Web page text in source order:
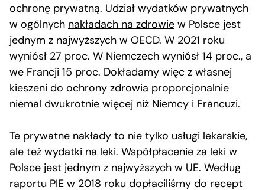
ochronę prywatną. Udział wydatków prywatnych
w ogólnych nakładach na zdrowie w Polsce jest
jednym z najwyższych w OECD. W 2021 roku
wyniósł 27 proc. W Niemczech wyniósł 14 proc., a
we Francji 15 proc. Dokładamy więc z własnej
kieszeni do ochrony zdrowia proporcjonalnie
niemal dwukrotnie więcej niż Niemcy i Francuzi.
Te prywatne nakłady to nie tylko usługi lekarskie,
ale też wydatki na leki. Współpłacenie za leki w
Polsce jest jednym z najwyższych w UE. Według
raportu PIE w 2018 roku dopłaciliśmy do recept